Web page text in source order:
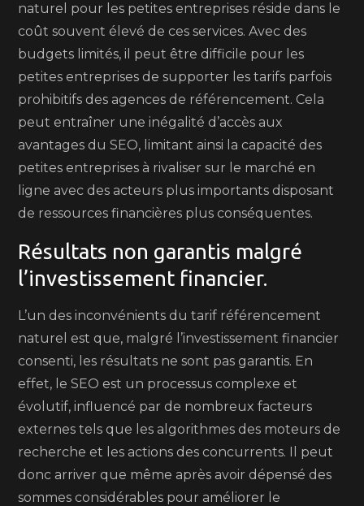
naturel pour les petites entreprises réside dans le
coût souvent élevé de ces services. Avec des
budgets limités, il peut être difficile pour les
petites entreprises de supporter les tarifs parfois
prohibitifs des agences de référencement. Cela
peut entraîner une inégalité d’accès aux
avantages du SEO, limitant ainsi la capacité des
petites entreprises à rivaliser sur le marché en
ligne avec des acteurs plus importants disposant
de ressources financières plus conséquentes.
Résultats non garantis malgré
l’investissement financier.
L’un des inconvénients du tarif référencement
naturel est que, malgré l’investissement financier
consenti, les résultats ne sont pas garantis. En
effet, le SEO est un processus complexe et
évolutif, influencé par de nombreux facteurs
externes tels que les algorithmes des moteurs de
recherche et les actions des concurrents. Il peut
donc arriver que même après avoir dépensé des
sommes considérables pour améliorer le